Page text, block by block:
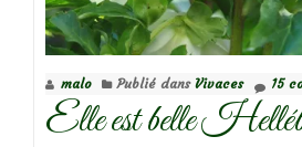
malo Publié dans Vivaces 15
Elle est belle